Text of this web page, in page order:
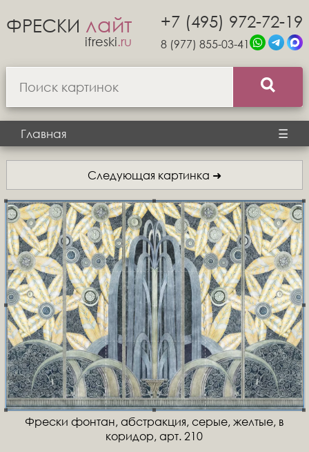
ФРЕСКИ лайт
ifreski.ru
+7 (495) 972-72-19
8 (977) 855-03-41
Главная ☰
Следующая картинка ➜
Фрески фонтан, абстракция, серые, желтые, в
коридор, арт. 210